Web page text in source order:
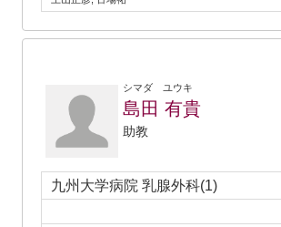
シマダ ユウキ
島田 有貴
助教
九州大学病院 乳腺外科(1)